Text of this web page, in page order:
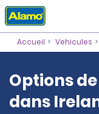
Accueil Vehicules
Options
dans